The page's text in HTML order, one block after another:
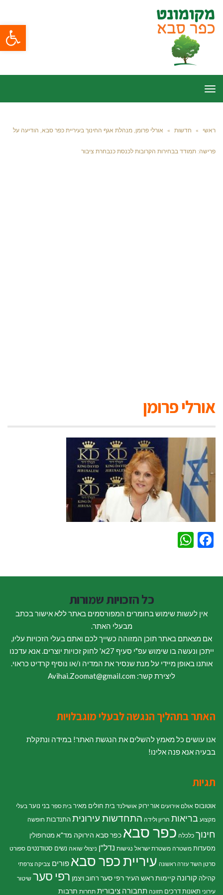
פתח
תפריט
ראשי » חדשות » אורלי פרומן, מנהלת אגף החינוך בעיריית כפר סבא, הודיעה על
פרישה: תמודד בבחירות הקרובות לכנסת כנבחרת ציבור
אורלי פרומן
Facebook
כל הזכויות שמורות
אין לעשות שימוש בחומרים המפורסמים באתר ללא אישור בכתב
מבעלי האתר.
אם מצאתם באתר תוכן המזוהה כשייך לכם ואתם בעלי הזכויות עליו,
ייתכן ונעשה בו שימוש עפ"י סעיף 27א' לחוק זכויות יוצרים. אנא עדכנו
אותנו באופן מיידי על מנת שנסיר את המדיה ו/או נוסיף קרדיט כראוי.
ליצירת קשר: Avihai.Zoomat@gmail.com
האתר בתהליך הנגשה לבעלי מוגבלויות
אנו עושים כל מאמץ להשלים את הנגשת האתר! במידה ונתקלת
בבעיה אנא פנה אלינו!
תגיות
אוטובוס אולם אירועים אור ירוק אושילנד בית חולים מאיר בית ספר בני נוער בעלי
מקצוע בריאות הריון ולידה התחדשות עירוניתהתנדבות חופשה
חינוך כלכלה כפר סבא כפר סבא הירוקה מד"א מטרופולין
מסעדות משטרה משטרת ישראל נגישות נדל"ן ניצולי שואה נשים סטודנטים ספורט
סרטן השד עזרה ראשונה עיריית כפר סבא פורים צביקה צרפתי
קהילה קורונה קיימותראש העיר רפי סער רחוב ויצמן רפי סער שיטור
עירוני תאונות דרכים תזונה תחבורה ציבורית תחרות תרבות